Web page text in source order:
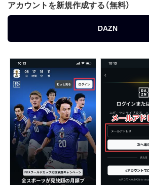
アカウントを新規作成する（無料）
DAZN